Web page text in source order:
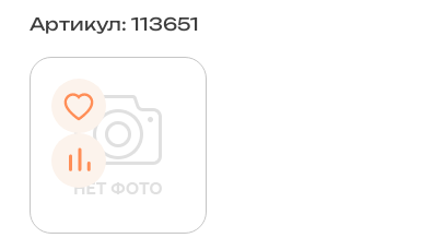
Артикул: 113651